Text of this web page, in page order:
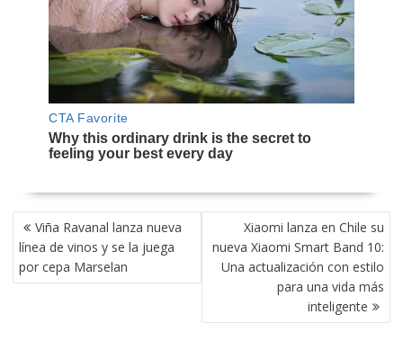
NAVEGACIÓN
DE
ENTRADAS
Viña Ravanal lanza nueva
línea de vinos y se la juega
por cepa Marselan
Xiaomi lanza en Chile su
nueva Xiaomi Smart Band 10:
Una actualización con estilo
para una vida más
inteligente